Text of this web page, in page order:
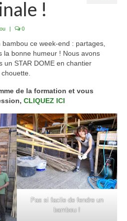
« Construire une Pergola
Objets
de Bambou
françaises de 2 à 6m
françaises de 2 à 6m
Bambou
en lamelles de bambou
pliable et unique
bambou 5 étoiles
bambou Tipi INDOOR
!
0
ce week-end : partages,
la bonne humeur ! Nous avons
un STAR DOME en chantier
chouette.
de la formation et vous
CLIQUEZ ICI
Pas si facile de fendre un
bambou !